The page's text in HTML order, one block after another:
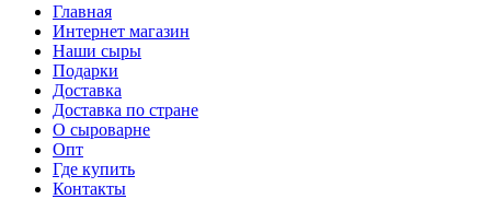
Главная
Интернет магазин
Наши сыры
Подарки
Доставка
Доставка по стране
О сыроварне
Опт
Где купить
Контакты